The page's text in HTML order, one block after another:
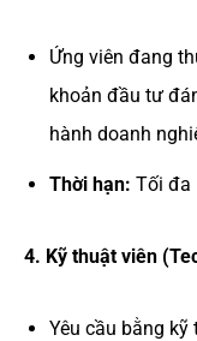
Ứng viên đang
khoản đầu tư
hành doanh
Thời hạn: Tối đa
4. Kỹ thuật viên
Yêu cầu bằng